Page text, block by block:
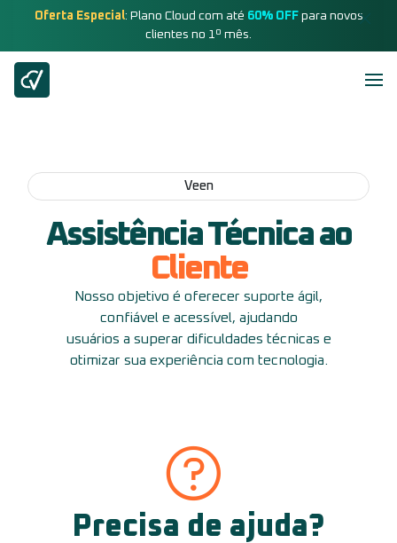
Oferta Especial: Plano Cloud com até 60% OFFpara novos
clientes no 1º mês.
Veen
Assistência Técnica ao
Cliente
Nosso objetivo é oferecer suporte ágil,
confiável e acessível, ajudando
usuários a superar dificuldades técnicas e
otimizar sua experiência com tecnologia.
Precisa de ajuda?